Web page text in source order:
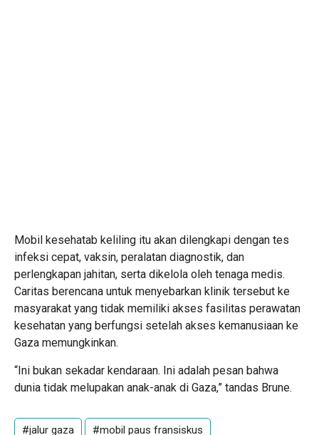
Mobil kesehatab keliling itu akan dilengkapi dengan tes
infeksi cepat, vaksin, peralatan diagnostik, dan
perlengkapan jahitan, serta dikelola oleh tenaga medis.
Caritas berencana untuk menyebarkan klinik tersebut ke
masyarakat yang tidak memiliki akses fasilitas perawatan
kesehatan yang berfungsi setelah akses kemanusiaan ke
Gaza memungkinkan.
“Ini bukan sekadar kendaraan. Ini adalah pesan bahwa
dunia tidak melupakan anak-anak di Gaza,” tandas Brune.
#jalur gaza #mobil paus fransiskus